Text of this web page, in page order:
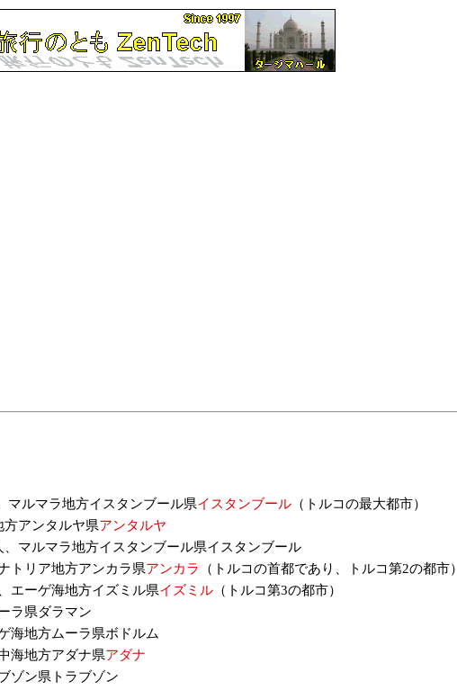
マルマラ地方イスタンブール県イスタンブール （トルコの最大都市）
方アンタルヤ県アンタルヤ
、マルマラ地方イスタンブール県イスタンブール
トリア地方アンカラ県アンカラ
（トルコの首都であり、トルコ第2の都市）
エーゲ海地方イズミル県イズミル （トルコ第3の都市）
ラ県ダラマン
海地方ムーラ県ボドルム
海地方アダナ県アダナ
ゾン県トラブゾン